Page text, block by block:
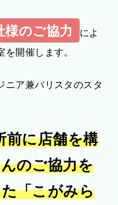
様のご協力
によ
開催します。
ア兼バリスタのスタ
前に店舗を構
のご協力を
「こがみら